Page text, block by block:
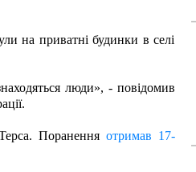
на приватні будинки в селі
люди», - повідомив
Поранення отримав 17-